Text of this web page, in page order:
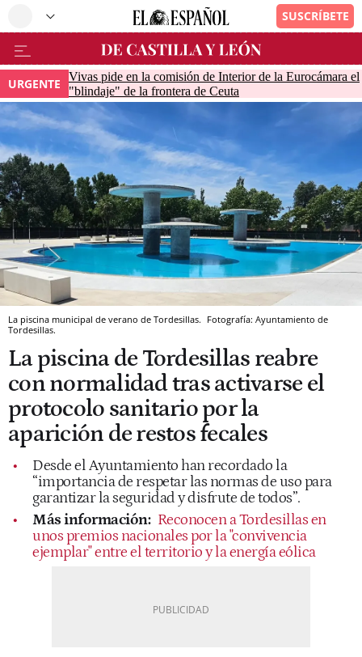
URGENTE
Vivas pide en la comisión de Interior de la Eurocámara el
"blindaje" de la frontera de Ceuta
La piscina municipal de verano de Tordesillas. Fotografía: Ayuntamiento de
Tordesillas.
La piscina de Tordesillas reabre
con normalidad tras activarse el
protocolo sanitario por la
aparición de restos fecales
Desde el Ayuntamiento han recordado la
“importancia de respetar las normas de uso para
garantizar la seguridad y disfrute de todos”.
Más información: Reconocen a Tordesillas en
unos premios nacionales por la "convivencia
ejemplar" entre el territorio y la energía eólica